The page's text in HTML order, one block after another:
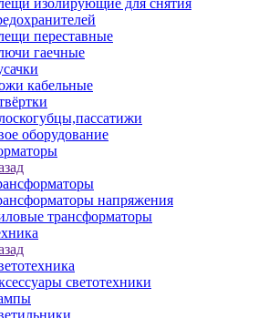
изолирующие для снятия
переставные
гаечные
кабельные
оборудование
напряжения
трансформаторы
светотехники